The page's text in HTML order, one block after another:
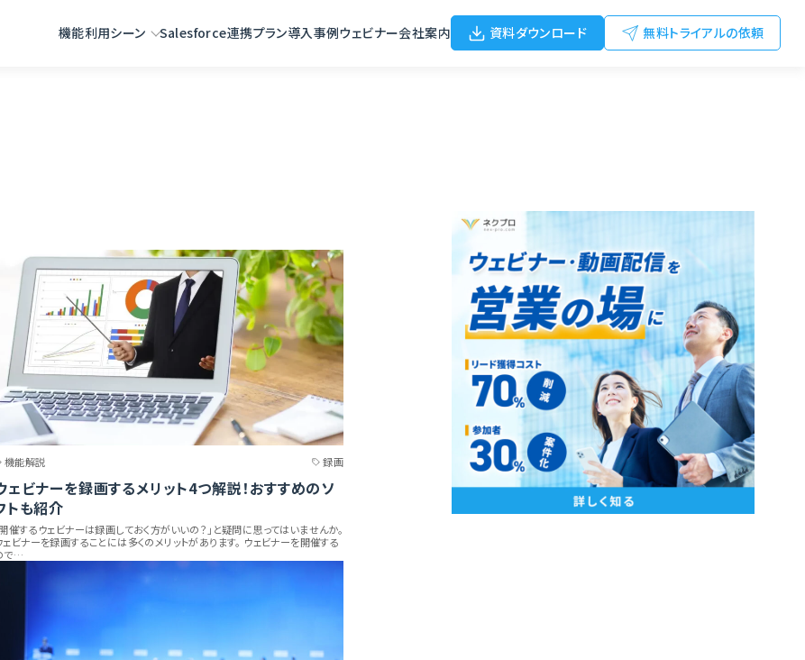
機能利用シーン Salesforce連携プラン導入事例ウェビナー会社案内 資料ダウンロード 無料トライアルの依頼
機能解説 録画
ェビナーを録画するメリット4つ解説！おすすめのソ
トも紹介
開催するウェビナーは録画しておく方がいいの？」と疑問に思ってはいませんか。
ェビナーを録画することには多くのメリットがあります。 ウェビナーを開催する
で…